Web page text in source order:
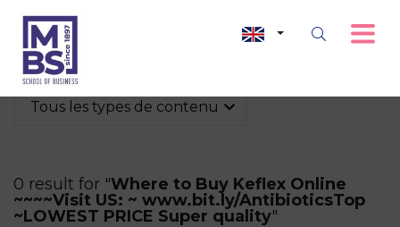
Tous les types de contenu
0 result for "Where to Buy Keflex Online
~~~~Visit US: ~ www.bit.ly/AntibioticsTop
~LOWEST PRICE Super quality"